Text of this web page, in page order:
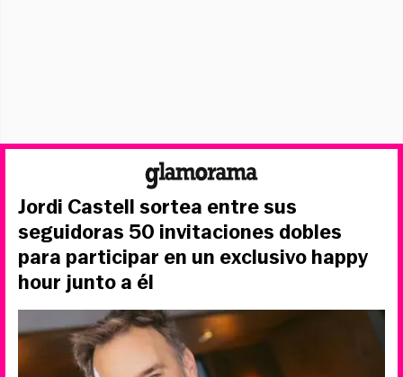
Jordi Castell sortea entre sus
seguidoras 50 invitaciones dobles
para participar en un exclusivo happy
hour junto a él